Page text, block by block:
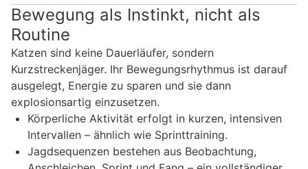
Bewegung als Instinkt, nicht als
Routine
Katzen sind keine Dauerläufer, sondern
Kurzstreckenjäger. Ihr Bewegungsrhythmus ist darauf
ausgelegt, Energie zu sparen und sie dann
explosionsartig einzusetzen.
Körperliche Aktivität erfolgt in kurzen, intensiven
Intervallen – ähnlich wie Sprinttraining.
Jagdsequenzen bestehen aus Beobachtung,